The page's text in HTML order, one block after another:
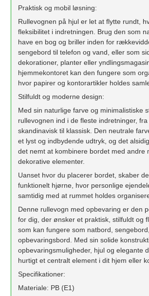
Praktisk og mobil løsning:
Rullevognen på hjul er let at flytte rundt,
fleksibilitet i indretningen. Brug den som
have en bog og briller inden for
sengebord til telefon og vand, eller som
dekorationer, planter eller
hjemmekontoret kan den fungere som
hvor papirer og kontorartikler holdes
Stilfuldt og moderne design:
Med sin naturlige farve og minimalistiske
rullevognen ind i de fleste indretninger,
skandinavisk til klassisk. Den neutrale
et lyst og indbydende udtryk, og det
det nemt at kombinere bordet med andre
dekorative elementer.
Uanset hvor du placerer bordet, skaber
funktionelt hjørne, hvor personlige
samtidig med at rummet holdes
Denne rullevogn med opbevaring er den
for dig, der ønsker et praktisk, stilfuldt og
som kan fungere som natbord,
opbevaringsbord. Med sin solide
opbevaringsmuligheder, hjul og elegante
hurtigt et centralt element i dit hjem eller
Specifikationer:
Materiale: PB (E1)